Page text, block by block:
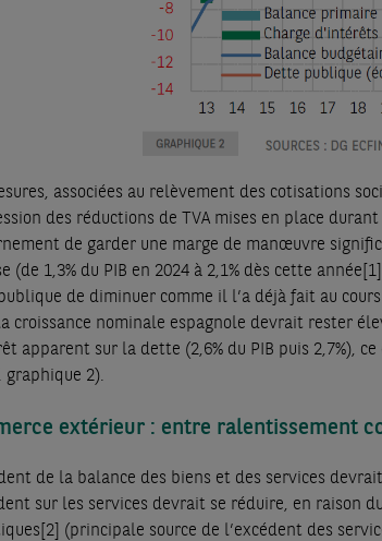
associées au relèvement des cotisations
des réductions de TVA mises en place
de garder une marge de manœuvre
(de 1,3% du PIB en 2024 à 2,1% dès cette année[1]
de diminuer comme il l’a déjà fait au
croissance nominale espagnole devrait rester
apparent sur la dette (2,6% du PIB puis 2,7%),
graphique 2).
extérieur : entre ralentissement
de la balance des biens et des services
sur les services devrait se réduire, en raison
[2] (principale source de l’excédent des